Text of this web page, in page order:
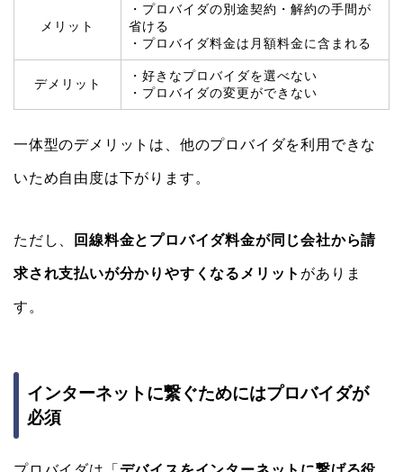
メリット
・プロバイダの別途契約・解約の手間が
省ける
・プロバイダ料金は月額料金に含まれる
デメリット
・好きなプロバイダを選べない
・プロバイダの変更ができない
一体型のデメリットは、他のプロバイダを利用できな
いため自由度は下がります。
ただし、 回線料金とプロバイダ料金が同じ会社から請
求され支払いが分かりやすくなるメリット がありま
す。
インターネットに繋ぐためにはプロバイダが
必須